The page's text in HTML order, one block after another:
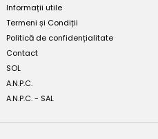
Informații utile
Termeni și Condiții
Politică de confidențialitate
Contact
SOL
A.N.P.C.
A.N.P.C. - SAL